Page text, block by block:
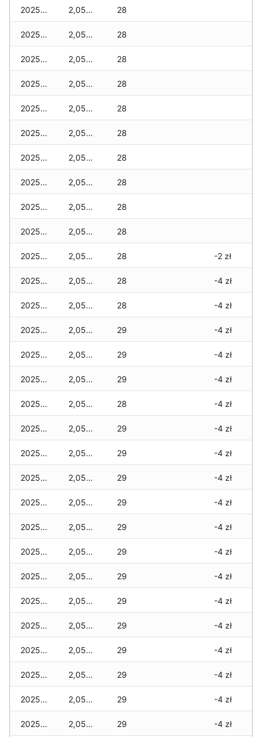
2025-12-18 2,055 zł 28
2025-12-17 2,055 zł 28
2025-12-16 2,055 zł 28
2025-12-15 2,055 zł 28
2025-12-14 2,055 zł 28
2025-12-13 2,055 zł 28
2025-12-12 2,055 zł 28
2025-12-11 2,055 zł 28
2025-12-10 2,055 zł 28
2025-12-09 2,055 zł 28
2025-12-08 2,055 zł 28 -2 zł
2025-12-07 2,055 zł 28 -4 zł
2025-12-06 2,055 zł 28 -4 zł
2025-12-05 2,055 zł 29 -4 zł
2025-12-04 2,055 zł 29 -4 zł
2025-12-03 2,055 zł 29 -4 zł
2025-12-02 2,055 zł 28 -4 zł
2025-12-01 2,055 zł 29 -4 zł
2025-11-30 2,055 zł 29 -4 zł
2025-11-29 2,055 zł 29 -4 zł
2025-11-28 2,055 zł 29 -4 zł
2025-11-27 2,055 zł 29 -4 zł
2025-11-26 2,055 zł 29 -4 zł
2025-11-25 2,055 zł 29 -4 zł
2025-11-24 2,055 zł 29 -4 zł
2025-11-23 2,055 zł 29 -4 zł
2025-11-22 2,055 zł 29 -4 zł
2025-11-21 2,055 zł 29 -4 zł
2025-11-20 2,055 zł 29 -4 zł
2025-11-19 2,055 zł 29 -4 zł